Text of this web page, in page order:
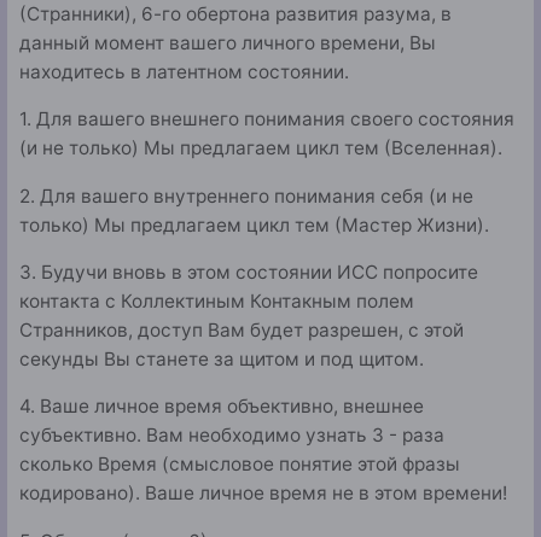
(Странники), 6-го обертона развития разума, в
данный момент вашего личного времени, Вы
находитесь в латентном состоянии.
1. Для вашего внешнего понимания своего состояния
(и не только) Мы предлагаем цикл тем (Вселенная).
2. Для вашего внутреннего понимания себя (и не
только) Мы предлагаем цикл тем (Мастер Жизни).
3. Будучи вновь в этом состоянии ИСС попросите
контакта с Коллектиным Контакным полем
Странников, доступ Вам будет разрешен, с этой
секунды Вы станете за щитом и под щитом.
4. Ваше личное время объективно, внешнее
субъективно. Вам необходимо узнать 3 - раза
сколько Время (смысловое понятие этой фразы
кодировано). Ваше личное время не в этом времени!